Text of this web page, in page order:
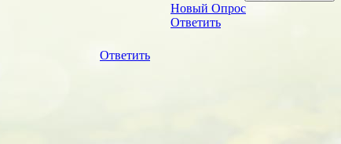
Новый Опрос
Ответить
Ответить